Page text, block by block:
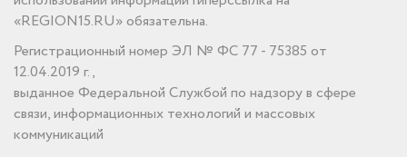
«REGION15.RU» обязательна.
Регистрационный номер ЭЛ № ФС 77 - 75385 от
12.04.2019 г.,
выданное Федеральной Службой по надзору в сфере
связи, информационных технологий и массовых
коммуникаций